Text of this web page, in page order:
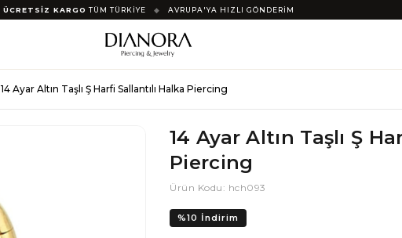
ÜCRETSİZ KARGO TÜM TÜRKİYE ◆ AVRUPA'YA HIZLI GÖNDERİM
14 Ayar Altın Taşlı Ş Harfi Sallantılı Halka Piercing
14 Ayar Altın Taşlı Ş
Piercing
Ürün Kodu: hch093
%10 İndirim